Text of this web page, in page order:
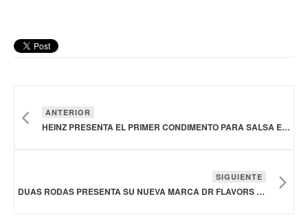
ANTERIOR
HEINZ PRESENTA EL PRIMER CONDIMENTO PARA SALSA EXCLUSIVO PARA EL DÍA DE ACCIÓN DE GRACIAS
SIGUIENTE
DUAS RODAS PRESENTA SU NUEVA MARCA DR FLAVORS & INGREDIENTS